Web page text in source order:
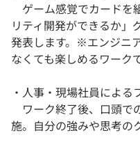
ゲーム感覚でカードを
リティ開発ができるか」
発表します。※エンジニ
なくても楽しめるワーク
・人事・現場社員による
ワーク終了後、口頭で
施。自分の強みや思考の